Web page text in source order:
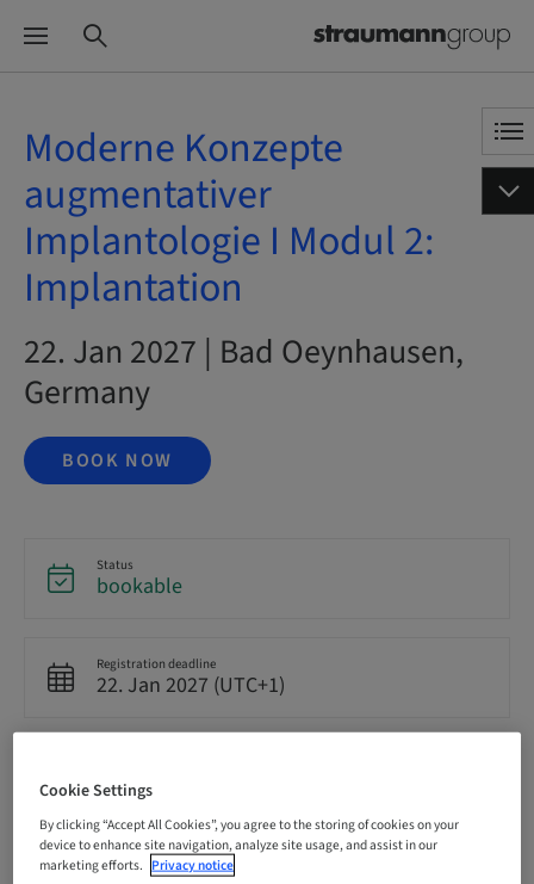
Moderne Konzepte
augmentativer
Implantologie I Modul 2:
Implantation
22. Jan 2027 | Bad Oeynhausen,
Germany
BOOK NOW
Status
bookable
Registration deadline
22. Jan 2027 (UTC+1)
EUR 259.00
Language
Cookie Settings
By clicking “Accept All Cookies”, you agree to the storing of cookies on your
device to enhance site navigation, analyze site usage, and assist in our
marketing efforts. Privacy notice